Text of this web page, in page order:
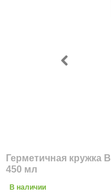
Герметичная кружка
450 мл
В наличии